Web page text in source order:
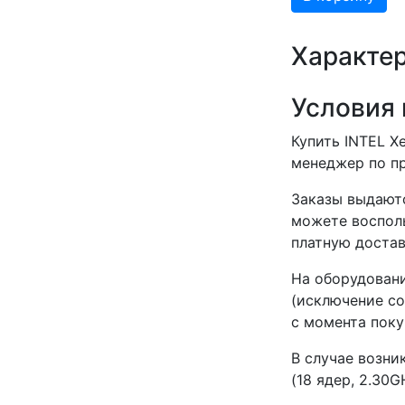
Условия
Купить INTEL
менеджер по
Заказы
можете
платную
На
(исключение
с момента
В случае
(18 ядер,